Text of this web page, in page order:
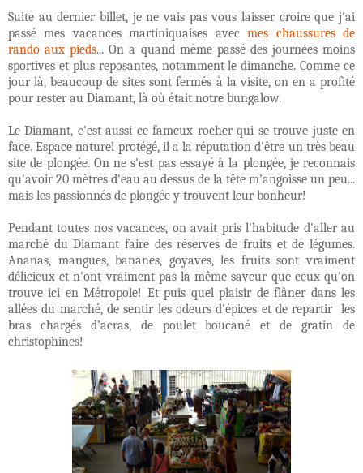
Suite au dernier billet, je ne vais pas vous laisser croire que j'ai
passé mes vacances martiniquaises avecmes chaussures de
rando aux pieds... On a quand même passé des journées moins
sportives et plus reposantes, notamment le dimanche. Comme ce
jour là, beaucoup de sites sont fermés à la visite, on en a profité
pour rester au Diamant, là où était notre bungalow.
Le Diamant, c'est aussi ce fameux rocher qui se trouve juste en
face. Espace naturel protégé, il a la réputation d'être un très beau
site de plongée. On ne s'est pas essayé à la plongée, je reconnais
qu'avoir 20 mètres d'eau au dessus de la tête m'angoisse un peu...
mais les passionnés de plongée y trouvent leur bonheur!
Pendant toutes nos vacances, on avait pris l'habitude d'aller au
marché du Diamant faire des réserves de fruits et de légumes.
Ananas, mangues, bananes, goyaves, les fruits sont vraiment
délicieux et n'ont vraiment pas la même saveur que ceux qu'on
trouve ici en Métropole! Et puis quel plaisir de flâner dans les
allées du marché, de sentir les odeurs d'épices et de repartir les
bras chargés d’acras, de poulet boucané et de gratin de
christophines!